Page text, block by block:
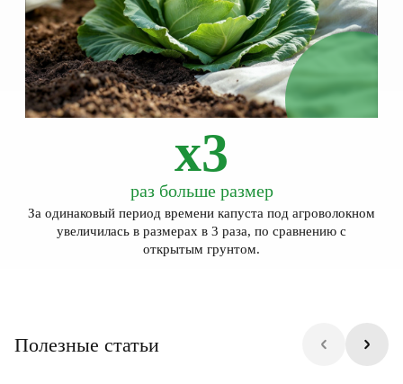
x3
раз больше размер
За одинаковый период времени капуста под агроволокном
увеличилась в размерах в 3 раза, по сравнению с
открытым грунтом.
Полезные статьи